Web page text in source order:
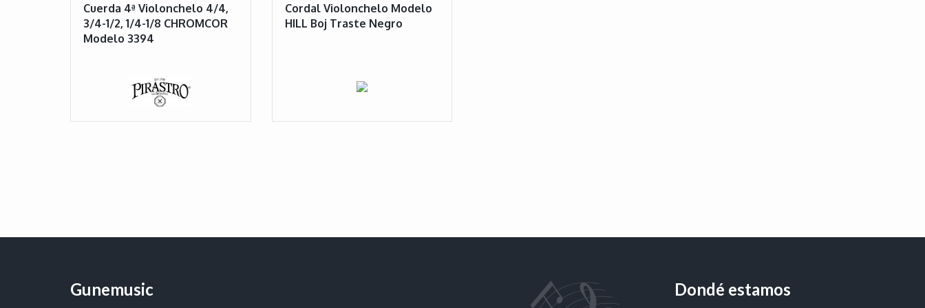
Cuerda 4ª Violonchelo 4/4,
3/4-1/2, 1/4-1/8 CHROMCOR
Modelo 3394
Cordal Violonchelo Modelo
HILL Boj Traste Negro
Gunemusic Dondé estamos